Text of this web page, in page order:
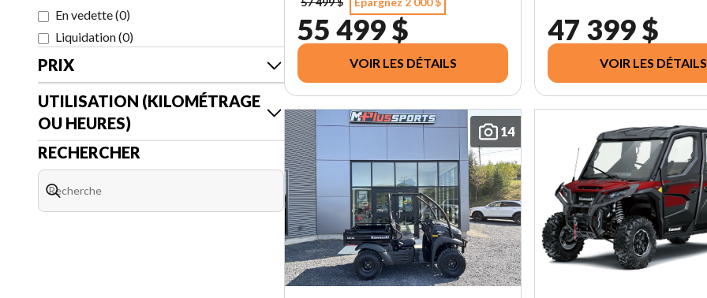
En vedette(0)
Liquidation(0)
PRIX
UTILISATION (KILOMÉTRAGE
OU HEURES)
RECHERCHER
55 499 $
VOIR LES DÉTAILS
47 399 $
VOIR LES DÉTAILS
14